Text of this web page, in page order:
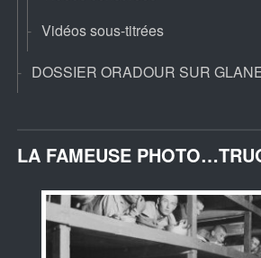
Vidéos sous-titrées
DOSSIER ORADOUR SUR
LA FAMEUSE